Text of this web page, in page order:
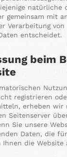
natürliche
gemeinsam mit
Verarbeitung von
entscheidet.
beim
registrieren
erheben wir
Seitenserver
Sie unsere
Daten, die
die Website